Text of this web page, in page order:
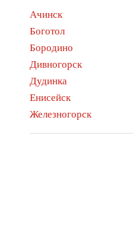
Ачинск
Боготол
Бородино
Дивногорск
Дудинка
Енисейск
Железногорск
Зеленогорск